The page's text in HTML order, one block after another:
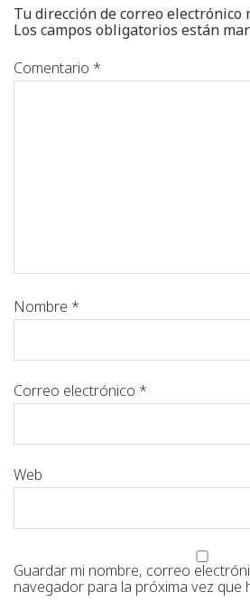
Tu dirección de correo electrónico
Los campos obligatorios están
Comentario *
Nombre *
Correo electrónico *
Web
Guardar mi nombre, correo
navegador para la próxima vez que